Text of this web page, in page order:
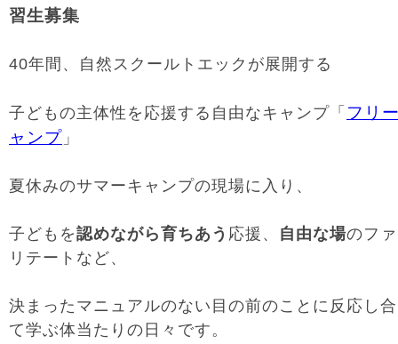
習生募集
40年間、自然スクールトエックが展開する
子どもの主体性を応援する自由なキャンプ「 フリ
ャンプ 」
夏休みのサマーキャンプの現場に入り、
子どもを認めながら育ちあう 応援、 自由な場のフ
リテートなど、
決まったマニュアルのない目の前のことに反応し
て学ぶ体当たりの日々です。